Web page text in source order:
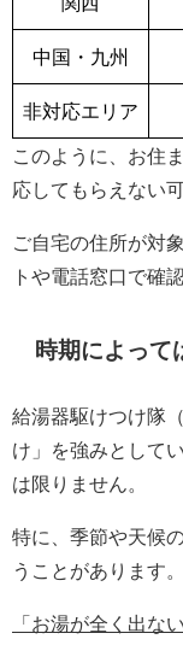
中国・九州
非対応エリア
このように、お住
応してもらえない
ご自宅の住所が対
トや電話窓口で確
時期によって
給湯器駆けつけ隊
け」を強みとして
は限りません。
特に、季節や天候
うことがあります。
「お湯が全く出な